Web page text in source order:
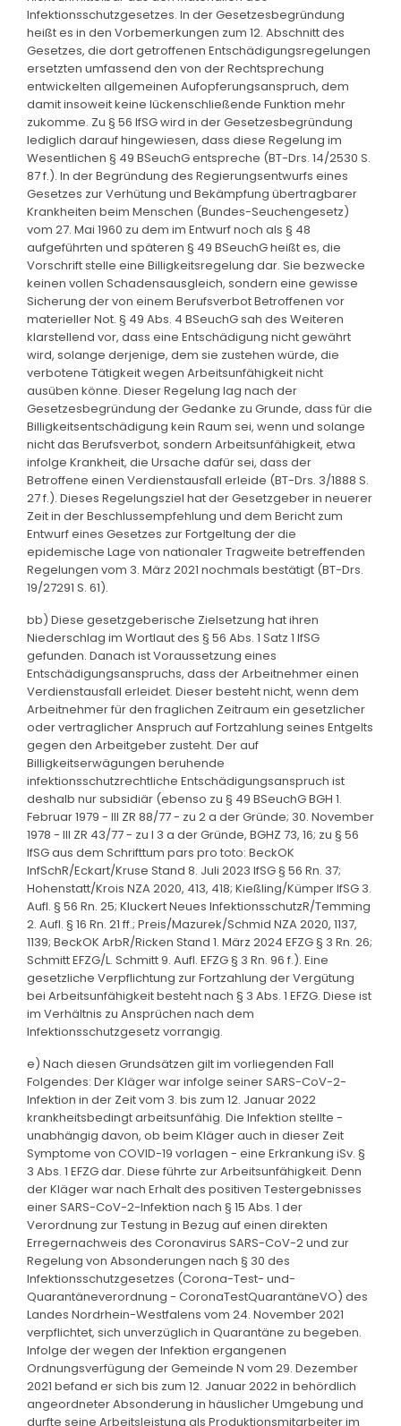
Infektionsschutzgesetzes. In der Gesetzesbegründung
heißt es in den Vorbemerkungen zum 12. Abschnitt des
Gesetzes, die dort getroffenen Entschädigungsregelungen
ersetzten umfassend den von der Rechtsprechung
entwickelten allgemeinen Aufopferungsanspruch, dem
damit insoweit keine lückenschließende Funktion mehr
zukomme. Zu § 56 IfSG wird in der Gesetzesbegründung
lediglich darauf hingewiesen, dass diese Regelung im
Wesentlichen § 49 BSeuchG entspreche (BT-Drs. 14/2530 S.
87 f.). In der Begründung des Regierungsentwurfs eines
Gesetzes zur Verhütung und Bekämpfung übertragbarer
Krankheiten beim Menschen (Bundes-Seuchengesetz)
vom 27. Mai 1960 zu dem im Entwurf noch als § 48
aufgeführten und späteren § 49 BSeuchG heißt es, die
Vorschrift stelle eine Billigkeitsregelung dar. Sie bezwecke
keinen vollen Schadensausgleich, sondern eine gewisse
Sicherung der von einem Berufsverbot Betroffenen vor
materieller Not. § 49 Abs. 4 BSeuchG sah des Weiteren
klarstellend vor, dass eine Entschädigung nicht gewährt
wird, solange derjenige, dem sie zustehen würde, die
verbotene Tätigkeit wegen Arbeitsunfähigkeit nicht
ausüben könne. Dieser Regelung lag nach der
Gesetzesbegründung der Gedanke zu Grunde, dass für die
Billigkeitsentschädigung kein Raum sei, wenn und solange
nicht das Berufsverbot, sondern Arbeitsunfähigkeit, etwa
infolge Krankheit, die Ursache dafür sei, dass der
Betroffene einen Verdienstausfall erleide (BT-Drs. 3/1888 S.
27 f.). Dieses Regelungsziel hat der Gesetzgeber in neuerer
Zeit in der Beschlussempfehlung und dem Bericht zum
Entwurf eines Gesetzes zur Fortgeltung der die
epidemische Lage von nationaler Tragweite betreffenden
Regelungen vom 3. März 2021 nochmals bestätigt (BT-Drs.
19/27291 S. 61).
bb) Diese gesetzgeberische Zielsetzung hat ihren
Niederschlag im Wortlaut des § 56 Abs. 1 Satz 1 IfSG
gefunden. Danach ist Voraussetzung eines
Entschädigungsanspruchs, dass der Arbeitnehmer einen
Verdienstausfall erleidet. Dieser besteht nicht, wenn dem
Arbeitnehmer für den fraglichen Zeitraum ein gesetzlicher
oder vertraglicher Anspruch auf Fortzahlung seines Entgelts
gegen den Arbeitgeber zusteht. Der auf
Billigkeitserwägungen beruhende
infektionsschutzrechtliche Entschädigungsanspruch ist
deshalb nur subsidiär (ebenso zu § 49 BSeuchG BGH 1.
Februar 1979 - III ZR 88/77 - zu 2 a der Gründe; 30. November
1978 - III ZR 43/77 - zu I 3 a der Gründe, BGHZ 73, 16; zu § 56
IfSG aus dem Schrifttum pars pro toto: BeckOK
InfSchR/Eckart/Kruse Stand 8. Juli 2023 IfSG § 56 Rn. 37;
Hohenstatt/Krois NZA 2020, 413, 418; Kießling/Kümper IfSG 3.
Aufl. § 56 Rn. 25; Kluckert Neues InfektionsschutzR/Temming
2. Aufl. § 16 Rn. 21 ff.; Preis/Mazurek/Schmid NZA 2020, 1137,
1139; BeckOK ArbR/Ricken Stand 1. März 2024 EFZG § 3 Rn. 26;
Schmitt EFZG/L. Schmitt 9. Aufl. EFZG § 3 Rn. 96 f.). Eine
gesetzliche Verpflichtung zur Fortzahlung der Vergütung
bei Arbeitsunfähigkeit besteht nach § 3 Abs. 1 EFZG. Diese ist
im Verhältnis zu Ansprüchen nach dem
Infektionsschutzgesetz vorrangig.
e) Nach diesen Grundsätzen gilt im vorliegenden Fall
Folgendes: Der Kläger war infolge seiner SARS-CoV-2-
Infektion in der Zeit vom 3. bis zum 12. Januar 2022
krankheitsbedingt arbeitsunfähig. Die Infektion stellte -
unabhängig davon, ob beim Kläger auch in dieser Zeit
Symptome von COVID-19 vorlagen - eine Erkrankung iSv. §
3 Abs. 1 EFZG dar. Diese führte zur Arbeitsunfähigkeit. Denn
der Kläger war nach Erhalt des positiven Testergebnisses
einer SARS-CoV-2-Infektion nach § 15 Abs. 1 der
Verordnung zur Testung in Bezug auf einen direkten
Erregernachweis des Coronavirus SARS-CoV-2 und zur
Regelung von Absonderungen nach § 30 des
Infektionsschutzgesetzes (Corona-Test- und-
Quarantäneverordnung - CoronaTestQuarantäneVO) des
Landes Nordrhein-Westfalens vom 24. November 2021
verpflichtet, sich unverzüglich in Quarantäne zu begeben.
Infolge der wegen der Infektion ergangenen
Ordnungsverfügung der Gemeinde N vom 29. Dezember
2021 befand er sich bis zum 12. Januar 2022 in behördlich
angeordneter Absonderung in häuslicher Umgebung und
durfte seine Arbeitsleistung als Produktionsmitarbeiter im